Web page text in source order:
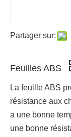
Partager sur:
Feuilles ABS
La feuille ABS
résistance aux
a une bonne
une bonne